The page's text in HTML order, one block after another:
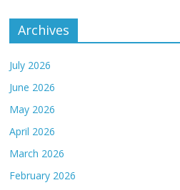
Archives
July 2026
June 2026
May 2026
April 2026
March 2026
February 2026